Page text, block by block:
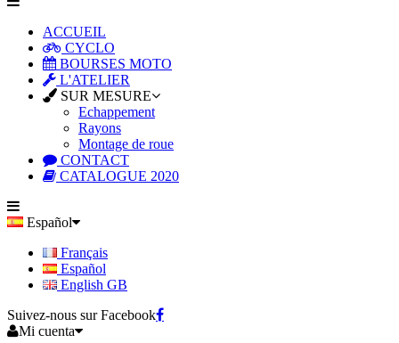
ACCUEIL
CYCLO
BOURSES MOTO
L'ATELIER
SUR MESURE
Echappement
Rayons
Montage de roue
CONTACT
CATALOGUE 2020
Español
Français
Español
English GB
Suivez-nous sur Facebook
Mi cuenta